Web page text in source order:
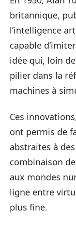
britannique,
l’intelligence
capable
idée qui, loin
pilier dans la
machines à
Ces
ont permis de
abstraites à
combinaison
aux mondes
ligne entre
plus fine.